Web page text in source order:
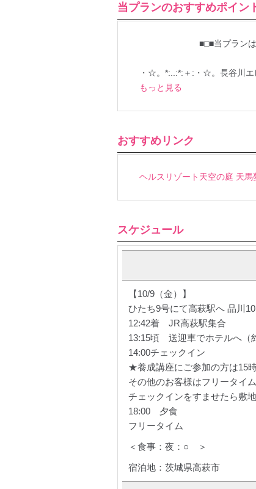
当プランのおすすめポイン
■□■当プランはおかげ
・☆。*:..:*:＋:・☆。長谷川
もっと見る
おすすめリンク
ヘルスリゾート天空の庭 天馬
スケジュール
【10/9（金）】
ひたち9号にて高萩駅へ 品川
12:42着 JR高萩駅集合
13:15頃 送迎車でホテルへ（
14:00チェックイン
★養成講座にご参加の方は15
その他のお客様はフリータイム
チェックインをすませたら敷
18:00 夕食
フリータイム
＜食事：夜：○ ＞
宿泊地：茨城県高萩市